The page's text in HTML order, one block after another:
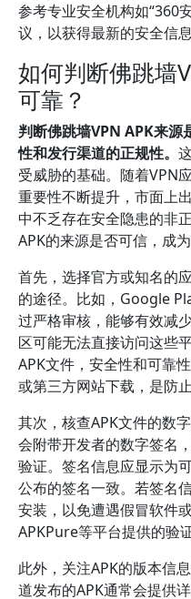
参考专业安全机构如“360
议，以获得最新的安全信
如何判断佛跳墙
可靠？
判断佛跳墙VPN APK来源
性和发行渠道的正规性。
受威胁的基础。随着VPN
重要性不断提升，市面上
中不乏存在安全隐患的非
APK的来源是否可信，成
首先，选择官方或知名的
的途径。比如，Google
过严格审核，能够有效减
区可能无法直接访问这些
APK文件，安全性和可靠
或第三方网站下载，是防
其次，核查APK文件的数
会附带开发者的数字签名
验证。签名信息应显示为
公布的签名一致。若签名
安装，以免遭遇假冒软件
APKPure等平台提供的验
此外，关注APK的版本信
道发布的APK通常会提供